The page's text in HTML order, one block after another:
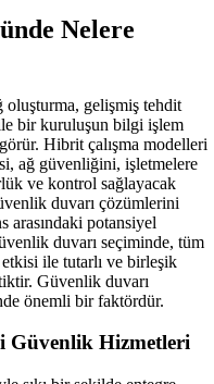
Nelere
gelişmiş tehdit
bir kuruluşun bilgi işlem
Hibrit çalışma modelleri
ağ güvenliğini, işletmelere
ve kontrol sağlayacak
duvarı çözümlerini
arasındaki potansiyel
duvarı seçiminde, tüm
etkisi ile tutarlı ve birleşik
Güvenlik duvarı
önemli bir faktördür.
Güvenlik Hizmetleri